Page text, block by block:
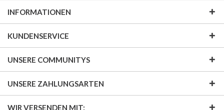
INFORMATIONEN
KUNDENSERVICE
UNSERE COMMUNITYS
UNSERE ZAHLUNGSARTEN
WIR VERSENDEN MIT: